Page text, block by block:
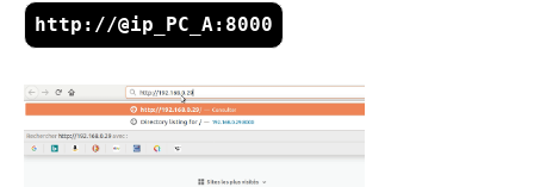
http://@ip_PC_A:8000